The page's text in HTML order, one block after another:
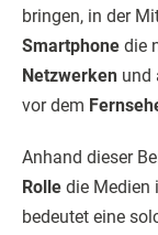
bringen, in der
Smartphone die
Netzwerken und
vor dem
Anhand dieser
Rolle die Medien
bedeutet eine